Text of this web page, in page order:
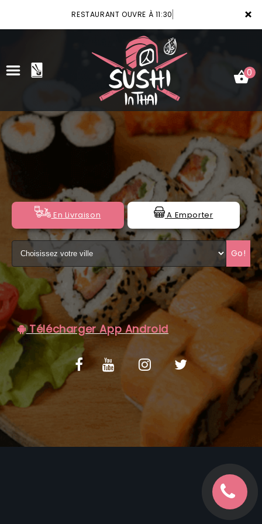
×
RESTAURANT OUVRE À 11:30
ACCUEIL
VOTRE COMPTE
NOTRE RESTAURANT
VOS AVIS
MENTIONS LÉGALES
C.G.V
0
En Livraison A Emporter
Go!
Télécharger App Android